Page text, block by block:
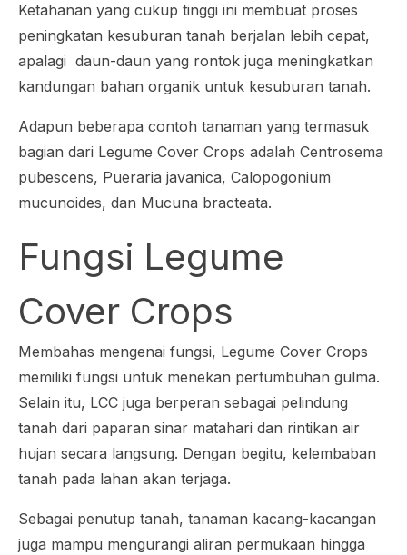
Ketahanan yang cukup tinggi ini membuat proses
peningkatan kesuburan tanah berjalan lebih cepat,
apalagi daun-daun yang rontok juga meningkatkan
kandungan bahan organik untuk kesuburan tanah.
Adapun beberapa contoh tanaman yang termasuk
bagian dari Legume Cover Crops adalah Centrosema
pubescens, Pueraria javanica, Calopogonium
mucunoides, dan Mucuna bracteata.
Fungsi Legume
Cover Crops
Membahas mengenai fungsi, Legume Cover Crops
memiliki fungsi untuk menekan pertumbuhan gulma.
Selain itu, LCC juga berperan sebagai pelindung
tanah dari paparan sinar matahari dan rintikan air
hujan secara langsung. Dengan begitu, kelembaban
tanah pada lahan akan terjaga.
Sebagai penutup tanah, tanaman kacang-kacangan
juga mampu mengurangi aliran permukaan hingga